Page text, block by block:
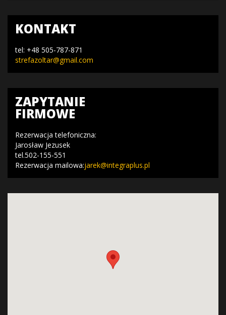
KONTAKT
tel: +48 505-787-871
strefazoltar@gmail.com
ZAPYTANIE
FIRMOWE
Rezerwacja telefoniczna:
Jarosław Jezusek
tel.502-155-551
Rezerwacja mailowa:jarek@integraplus.pl